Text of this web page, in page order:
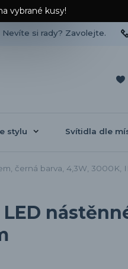
vybrané kusy!
Nevíte si rady? Zavolejte.
stylu Svítidla dle
černá barva, 4,3W, 3000K,